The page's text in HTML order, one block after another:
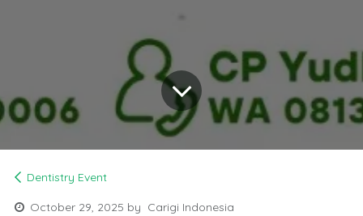
Dentistry Event
October 29, 2025 by Carigi Indonesia